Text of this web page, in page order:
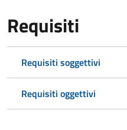
Requisiti
Requisiti soggettivi
Requisiti oggettivi